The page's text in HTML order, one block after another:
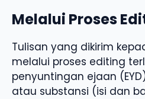
Melalui Proses
Tulisan yang dikirim
melalui proses editing
penyuntingan ejaan
atau substansi (isi dan